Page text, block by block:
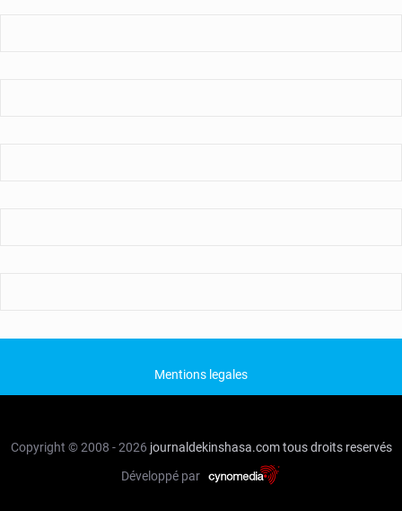
Mentions legales
Copyright © 2008 - 2026 journaldekinshasa.com tous droits reservés
Développé par